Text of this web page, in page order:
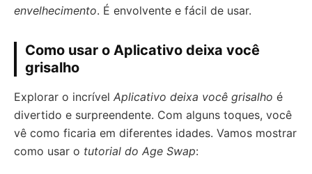
envelhecimento. É envolvente e fácil de usar.
Como usar o Aplicativo deixa você
grisalho
Explorar o incrível Aplicativo deixa você grisalho é
divertido e surpreendente. Com alguns toques, você
vê como ficaria em diferentes idades. Vamos mostrar
como usar o tutorial do Age Swap: